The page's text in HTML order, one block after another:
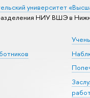
университет
НИУ ВШЭ в